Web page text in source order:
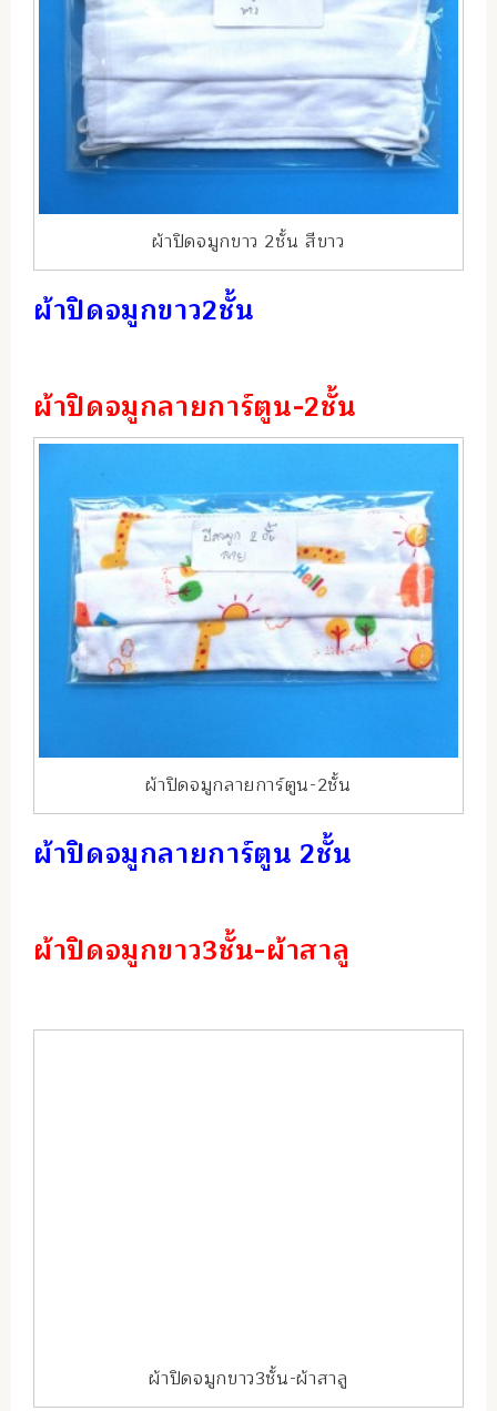
ผ้าปิดจมูกขาว 2ชั้น สีขาว
ผ้าปิดจมูกขาว2ชั้น
ผ้าปิดจมูกลายการ์ตูน-2ชั้น
ผ้าปิดจมูกลายการ์ตูน-2ชั้น
ผ้าปิดจมูกลายการ์ตูน 2ชั้น
ผ้าปิดจมูกขาว3ชั้น-ผ้าสาลู
ผ้าปิดจมูกขาว3ชั้น-ผ้าสาลู